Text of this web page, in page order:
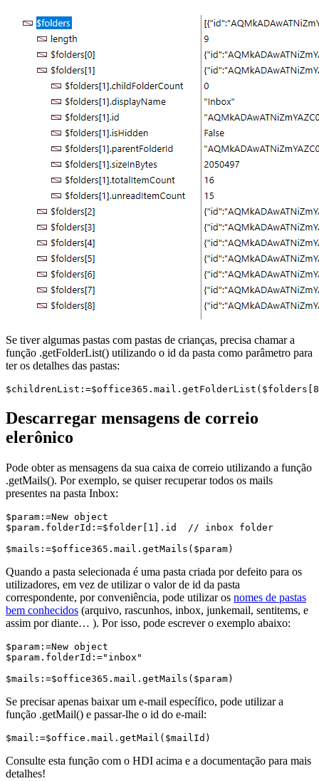
Se tiver algumas pastas com pastas de crianças, precisa chamar a
função .getFolderList() utilizando o id da pasta como parâmetro para
ter os detalhes das pastas:
Descarregar mensagens de correio
elerônico
Pode obter as mensagens da sua caixa de correio utilizando a função
.getMails(). Por exemplo, se quiser recuperar todos os mails
presentes na pasta Inbox:
$param:=New object
$param.folderId:=$folder[1].id  // inbox folder
$mails:=$office365.mail.getMails($param)
Quando a pasta selecionada é uma pasta criada por defeito para os
utilizadores, em vez de utilizar o valor de id da pasta
correspondente, por conveniência, pode utilizar os nomes de pastas
bem conhecidos (arquivo, rascunhos, inbox, junkemail, sentitems, e
assim por diante… ). Por isso, pode escrever o exemplo abaixo:
$param:=New object
$param.folderId:="inbox"
$mails:=$office365.mail.getMails($param)
Se precisar apenas baixar um e-mail específico, pode utilizar a
função .getMail() e passar-lhe o id do e-mail:
$mail:=$office.mail.getMail($mailId)
Consulte esta função com o HDI acima e a documentação para mais
detalhes!